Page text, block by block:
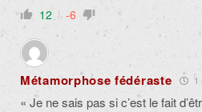
12 -6
Métamorphose fédéraste 1
« Je ne sais pas si c’est le fait